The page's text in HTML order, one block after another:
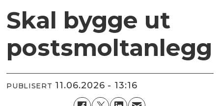
Skal bygge ut
postsmoltanlegg
PUBLISERT 11.06.2026 - 13:16